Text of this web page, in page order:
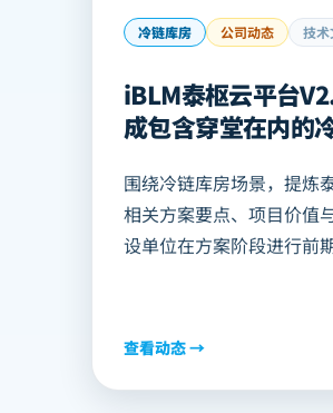
冷链库房 公司动态 技术
iBLM泰枢云平台
成包含穿堂在内的
方案比选！
围绕冷链库房场景，提炼
相关方案要点、项目价值
设单位在方案阶段进行前
查看动态 →